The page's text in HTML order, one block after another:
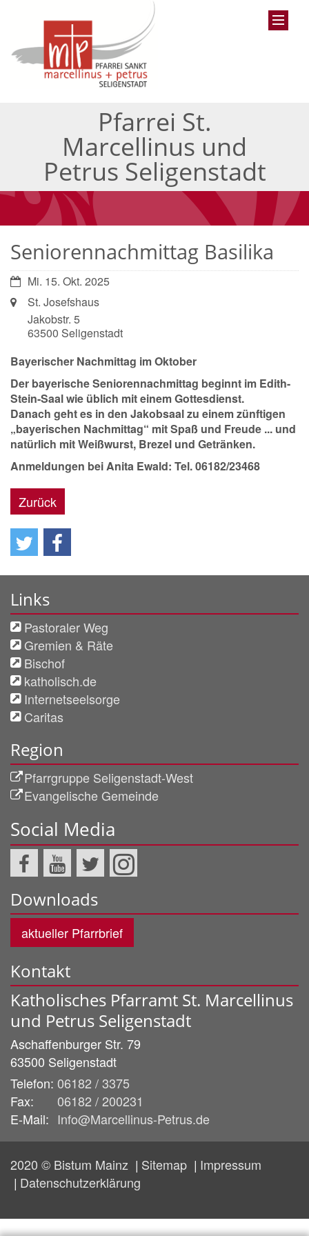
Pfarrei St.
Marcellinus und
Petrus Seligenstadt
Seniorennachmittag Basilika
Datum:Mi. 15. Okt. 2025
Ort: St. Josefshaus
Jakobstr. 5
63500 Seligenstadt
Bayerischer Nachmittag im Oktober
Der bayerische Seniorennachmittag beginnt im Edith-
Stein-Saal wie üblich mit einem Gottesdienst.
Danach geht es in den Jakobsaal zu einem zünftigen
„bayerischen Nachmittag“ mit Spaß und Freude ... und
natürlich mit Weißwurst, Brezel und Getränken.
Anmeldungen bei Anita Ewald: Tel. 06182/23468
Zurück
Links
Pastoraler Weg
Gremien & Räte
Bischof
katholisch.de
Internetseelsorge
Caritas
Region
Pfarrgruppe Seligenstadt-West
Evangelische Gemeinde
Social Media
Downloads
aktueller Pfarrbrief
Kontakt
Katholisches Pfarramt St. Marcellinus
und Petrus Seligenstadt
Aschaffenburger Str. 79
63500 Seligenstadt
Telefon: 06182 / 3375
Fax:
06182 / 200231
E-Mail: Info@Marcellinus-Petrus.de
2020 © Bistum Mainz Sitemap
Impressum
Datenschutzerklärung